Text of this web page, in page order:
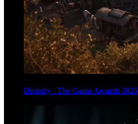
Divinity - The Game Awards 2025